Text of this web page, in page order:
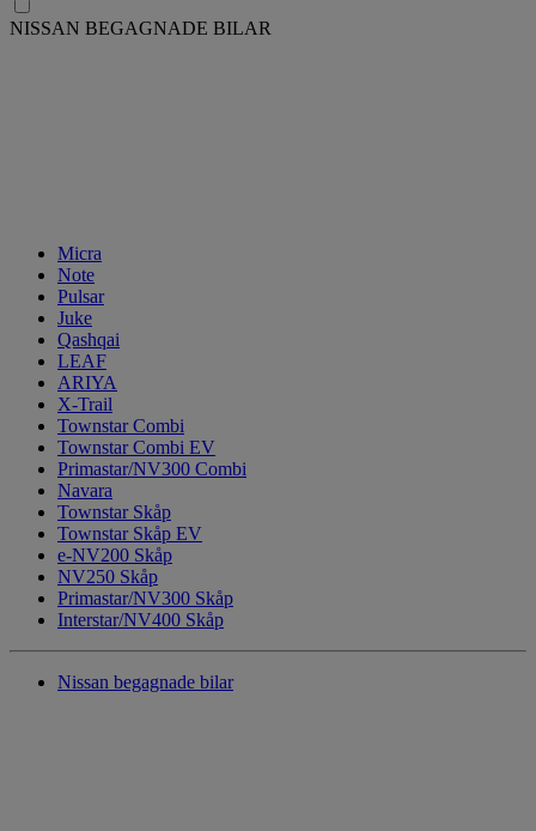
NISSAN BEGAGNADE BILAR
Micra
Note
Pulsar
Juke
Qashqai
LEAF
ARIYA
X-Trail
Townstar Combi
Townstar Combi EV
Primastar/NV300 Combi
Navara
Townstar Skåp
Townstar Skåp EV
e-NV200 Skåp
NV250 Skåp
Primastar/NV300 Skåp
Interstar/NV400 Skåp
Nissan begagnade bilar